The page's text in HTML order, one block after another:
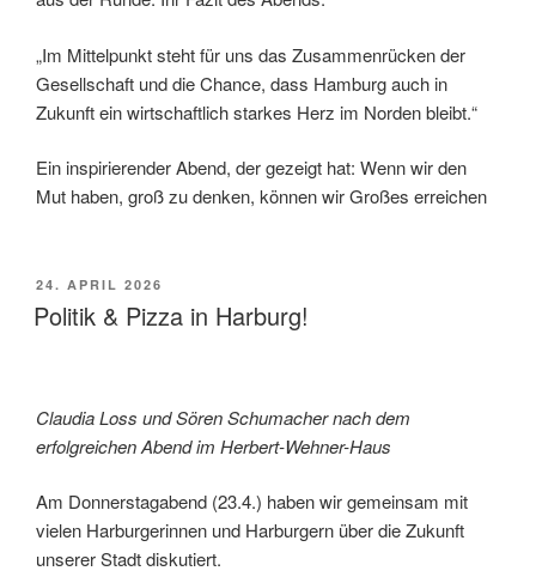
„Im Mittelpunkt steht für uns das Zusammenrücken der
Gesellschaft und die Chance, dass Hamburg auch in
Zukunft ein wirtschaftlich starkes Herz im Norden bleibt.“
Ein inspirierender Abend, der gezeigt hat: Wenn wir den
Mut haben, groß zu denken, können wir Großes erreichen
VERÖFFENTLICHT
AM
24. APRIL 2026
Politik & Pizza in Harburg!
Claudia Loss und Sören Schumacher nach dem
erfolgreichen Abend im Herbert-Wehner-Haus
Am Donnerstagabend (23.4.) haben wir gemeinsam mit
vielen Harburgerinnen und Harburgern über die Zukunft
unserer Stadt diskutiert.